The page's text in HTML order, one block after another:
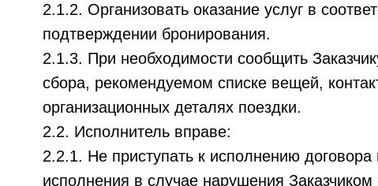
2.1.2. Организовать оказание услуг в
подтверждении бронирования.
2.1.3. При необходимости сообщить
сбора, рекомендуемом списке вещей,
организационных деталях поездки.
2.2. Исполнитель вправе:
2.2.1. Не приступать к исполнению договора
исполнения в случае нарушения